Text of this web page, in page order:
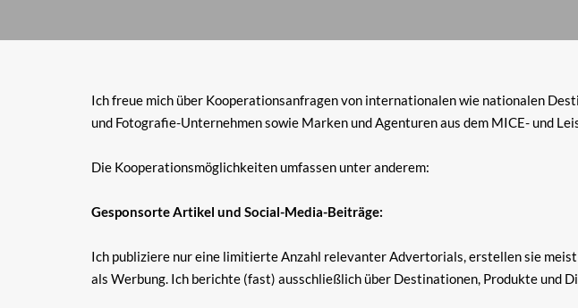
Ich freue mich über Kooperationsanfragen von internationalen wie nationalen
und Fotografie-Unternehmen sowie Marken und Agenturen aus dem MICE- und
Die Kooperationsmöglichkeiten umfassen unter anderem:
Gesponsorte Artikel und Social-Media-Beiträge:
Ich publiziere nur eine limitierte Anzahl relevanter Advertorials, erstellen sie
als Werbung. Ich berichte (fast) ausschließlich über Destinationen, Produkte und